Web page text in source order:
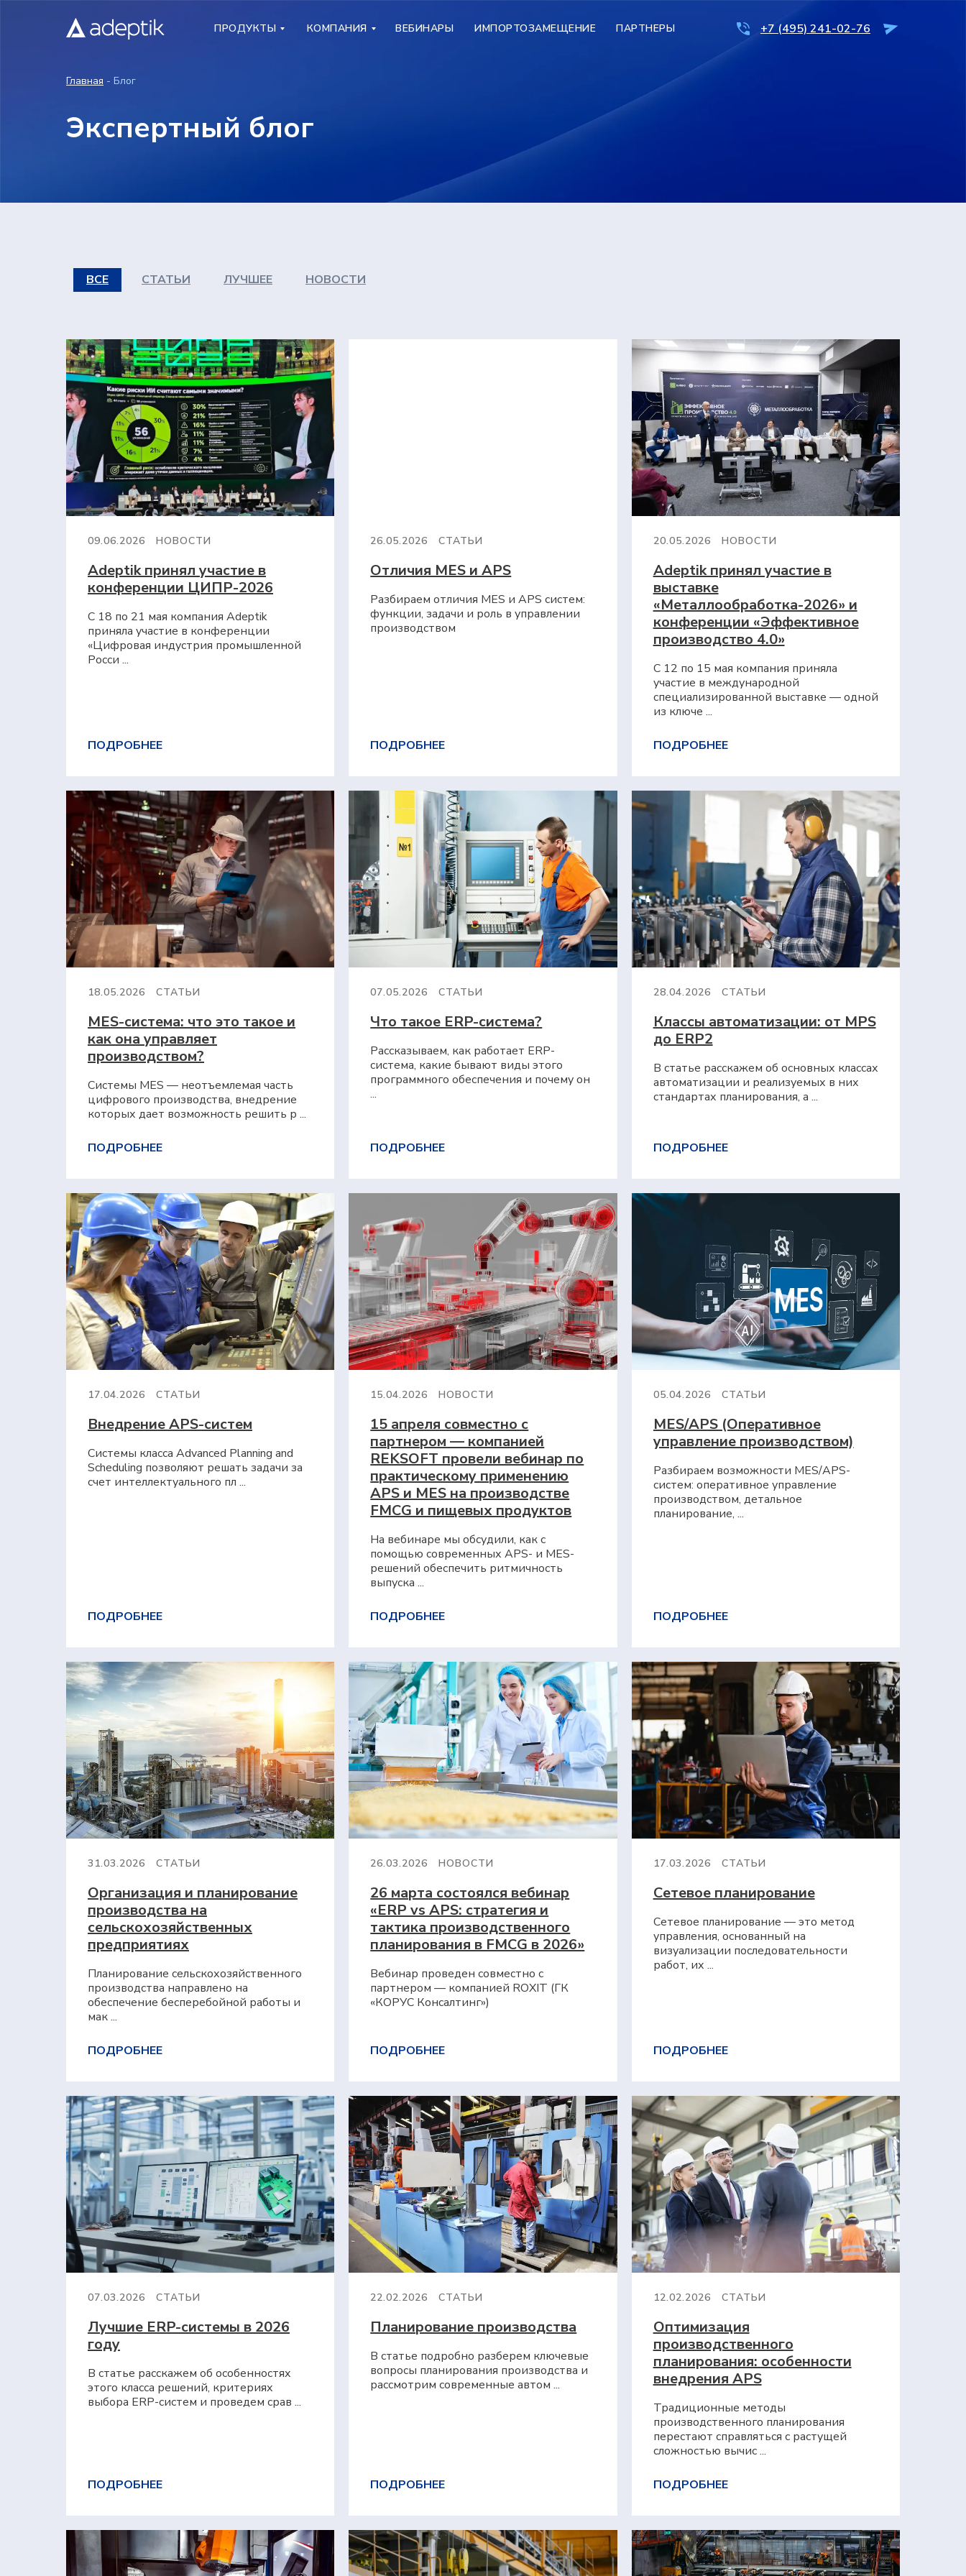
+7 (495) 241-02-76
ПРОДУКТЫ КОМПАНИЯ ВЕБИНАРЫ ИМПОРТОЗАМЕЩЕНИЕ ПАРТНЕРЫ +7 (495) 241-02-76
ПРОДУКТЫ КОМПАНИЯ ВЕБИНАРЫ ИМПОРТОЗАМЕЩЕНИЕ ПАРТНЕРЫ
Экспертный блог
Главная - Блог
ВСЕ СТАТЬИ ЛУЧШЕЕ НОВОСТИ
09.06.2026 НОВОСТИ
Adeptik принял участие в
конференции ЦИПР-2026
С 18 по 21 мая компания Adeptik
приняла участие в конференции
«Цифровая индустрия промышленной
Росси ...
ПОДРОБНЕЕ
26.05.2026 СТАТЬИ
Отличия MES и APS
Разбираем отличия MES и APS систем:
функции, задачи и роль в управлении
производством
ПОДРОБНЕЕ
20.05.2026 НОВОСТИ
Adeptik принял участие в
выставке
«Металлообработка-2026» и
конференции «Эффективное
производство 4.0»
С 12 по 15 мая компания приняла
участие в международной
специализированной выставке — одной
из ключе ...
ПОДРОБНЕЕ
18.05.2026 СТАТЬИ
MES-система: что это такое и
как она управляет
производством?
Системы MES — неотъемлемая часть
цифрового производства, внедрение
которых дает возможность решить р ...
ПОДРОБНЕЕ
07.05.2026 СТАТЬИ
Что такое ERP⁠-⁠система?
Рассказываем, как работает ERP-
система, какие бывают виды этого
программного обеспечения и почему он
...
ПОДРОБНЕЕ
28.04.2026 СТАТЬИ
Классы автоматизации: от MPS
до ERP2
В статье расскажем об основных классах
автоматизации и реализуемых в них
стандартах планирования, а ...
ПОДРОБНЕЕ
17.04.2026 СТАТЬИ
Внедрение APS-систем
Системы класса Advanced Planning and
Scheduling позволяют решать задачи за
счет интеллектуального пл ...
ПОДРОБНЕЕ
15.04.2026 НОВОСТИ
15 апреля совместно с
партнером — компанией
REKSOFT провели вебинар по
практическому применению
APS и MES на производстве
FMCG и пищевых продуктов
На вебинаре мы обсудили, как с
помощью современных APS- и MES-
решений обеспечить ритмичность
выпуска ...
ПОДРОБНЕЕ
05.04.2026 СТАТЬИ
MES/APS (Оперативное
управление производством)
Разбираем возможности MES/APS-
систем: оперативное управление
производством, детальное
планирование, ...
ПОДРОБНЕЕ
31.03.2026 СТАТЬИ
Организация и планирование
производства на
сельскохозяйственных
предприятиях
Планирование сельскохозяйственного
производства направлено на
обеспечение бесперебойной работы и
мак ...
ПОДРОБНЕЕ
26.03.2026 НОВОСТИ
26 марта состоялся вебинар
«ERP vs APS: стратегия и
тактика производственного
планирования в FMCG в 2026»
Вебинар проведен совместно с
партнером — компанией ROXIT (ГК
«КОРУС Консалтинг»)
ПОДРОБНЕЕ
17.03.2026 СТАТЬИ
Сетевое планирование
Сетевое планирование — это метод
управления, основанный на
визуализации последовательности
работ, их ...
ПОДРОБНЕЕ
07.03.2026 СТАТЬИ
Лучшие ERP-системы в 2026
году
В статье расскажем об особенностях
этого класса решений, критериях
выбора ERP-систем и проведем срав ...
ПОДРОБНЕЕ
22.02.2026 СТАТЬИ
Планирование производства
В статье подробно разберем ключевые
вопросы планирования производства и
рассмотрим современные автом ...
ПОДРОБНЕЕ
12.02.2026 СТАТЬИ
Оптимизация
производственного
планирования: особенности
внедрения APS
Традиционные методы
производственного планирования
перестают справляться с растущей
сложностью вычис ...
ПОДРОБНЕЕ